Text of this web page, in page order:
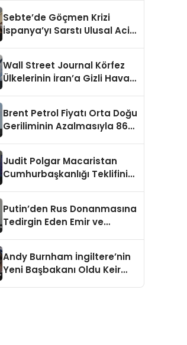
Sebte’de Göçmen Krizi
İspanya’yı Sarstı Ulusal Acil
Wall Street Journal Körfez
Ülkelerinin İran’a Gizli Hava
Brent Petrol Fiyatı Orta Doğu
Geriliminin Azalmasıyla 86
Judit Polgar Macaristan
Cumhurbaşkanlığı Teklifini
Putin’den Rus Donanmasına
Tedirgin Eden Emir ve
Andy Burnham İngiltere’nin
Yeni Başbakanı Oldu Keir